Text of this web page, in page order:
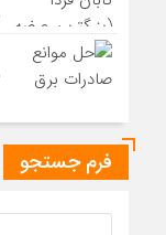
فرم جستجو